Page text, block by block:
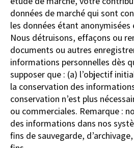
données de marché qui sont
les données étant anonymisées
Nous détruisons, effaçons ou
documents ou autres
informations personnelles dès
supposer que : (a) l’objectif
la conservation des
conservation n’est plus
ou commerciales. Remarque :
des informations dans nos
fins de sauvegarde,